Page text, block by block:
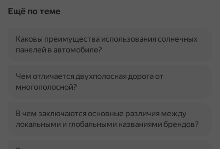
Ещё по теме
Каковы преимущества использования солнечных
панелей в автомобиле?
Чем отличается двухполосная дорога от
многополосной?
В чем заключаются основные различия между
локальными и глобальными названиями брендов?